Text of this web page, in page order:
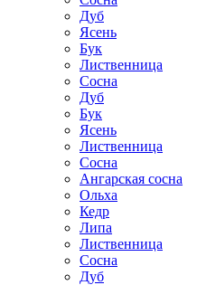
Дуб
Ясень
Бук
Лиственница
Сосна
Дуб
Бук
Ясень
Лиственница
Сосна
Ангарская сосна
Ольха
Кедр
Липа
Лиственница
Сосна
Дуб